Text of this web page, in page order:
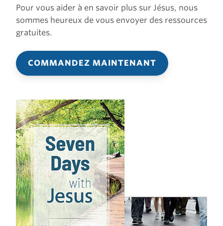
Pour vous aider à en savoir plus sur Jésus, nous
sommes heureux de vous envoyer des ressources
gratuites.
COMMANDEZ MAINTENANT